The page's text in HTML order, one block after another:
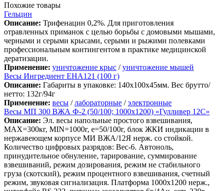
Похожие товары
Гельцин
Описание: Трифенацин 0,2%. Для приготовления
отравленных приманок с целью борьбы с домовыми мышами,
черными и серыми крысами, серыми и рыжими полевками
профессиональным контингентом в практике медицинской
дератизации.
Применение: уничтожение крыс /уничтожение мышей
Весы Ингредиент EHA121 (100 г)
Описание: Габариты в упаковке: 140х100х45мм. Вес брутто/
нетто: 132г/94г
Применение: весы /лабораторные /электронные
Весы МП 300 ВЖА Ф-2 (50/100; 1000х1200) «Гулливер 12С»
Описание: Эл. весы напольные простого взвешивания,
МАХ=300кг, MIN=1000г, e=50/100г, блок ЖКИ индикации в
нержавеющем корпусе МИ ВЖА/12Я нерж. со стойкой.
Количество цифровых разрядов: Вес-6. Автоноль,
принудительное обнуление, тарирование, суммирование
взвешиваний, режим дозирования, режим не стабильного
груза (скотский), режим процентного взвешивания, счетный
режим, звуковая сигнализация. Платформа 1000х1200 нерж.,